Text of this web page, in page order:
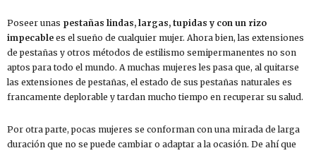
Poseer unas pestañas lindas, largas, tupidas y con un rizo
impecable es el sueño de cualquier mujer. Ahora bien, las extensiones
de pestañas y otros métodos de estilismo semipermanentes no son
aptos para todo el mundo. A muchas mujeres les pasa que, al quitarse
las extensiones de pestañas, el estado de sus pestañas naturales es
francamente deplorable y tardan mucho tiempo en recuperar su salud.
Por otra parte, pocas mujeres se conforman con una mirada de larga
duración que no se puede cambiar o adaptar a la ocasión. De ahí que